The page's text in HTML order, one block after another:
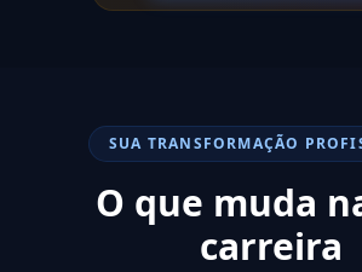
SUA TRANSFORMAÇÃO
O que muda
carreira